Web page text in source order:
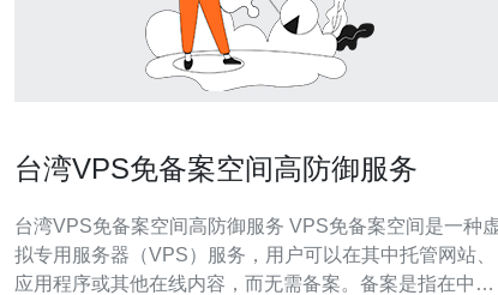
台湾VPS免备案空间高防御服务
台湾VPS免备案空间高防御服务 VPS免备案空间是一种虚
拟专用服务器（VPS）服务，用户可以在其中托管网站、
应用程序或其他在线内容，而无需备案。备案是指在中国